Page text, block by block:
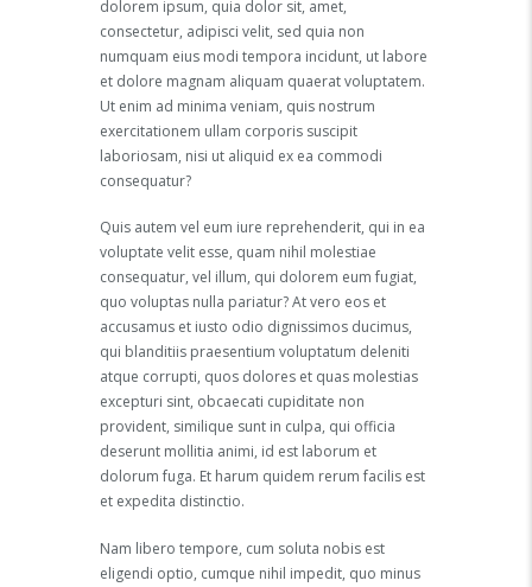
dolorem ipsum, quia dolor sit, amet,
consectetur, adipisci velit, sed quia non
numquam eius modi tempora incidunt, ut labore
et dolore magnam aliquam quaerat voluptatem.
Ut enim ad minima veniam, quis nostrum
exercitationem ullam corporis suscipit
laboriosam, nisi ut aliquid ex ea commodi
consequatur?
Quis autem vel eum iure reprehenderit, qui in ea
voluptate velit esse, quam nihil molestiae
consequatur, vel illum, qui dolorem eum fugiat,
quo voluptas nulla pariatur? At vero eos et
accusamus et iusto odio dignissimos ducimus,
qui blanditiis praesentium voluptatum deleniti
atque corrupti, quos dolores et quas molestias
excepturi sint, obcaecati cupiditate non
provident, similique sunt in culpa, qui officia
deserunt mollitia animi, id est laborum et
dolorum fuga. Et harum quidem rerum facilis est
et expedita distinctio.
Nam libero tempore, cum soluta nobis est
eligendi optio, cumque nihil impedit, quo minus